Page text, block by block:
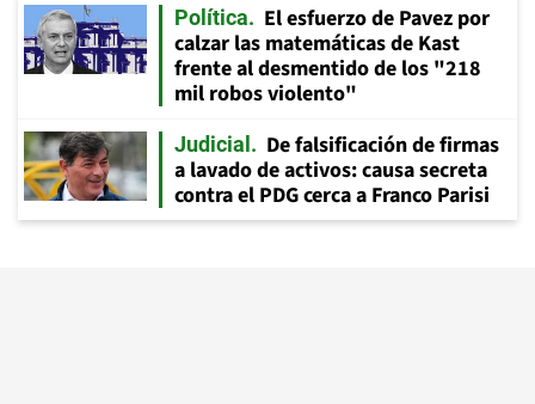
Política
El esfuerzo de Pavez por
calzar las matemáticas de Kast
frente al desmentido de los "218
mil robos violento"
Judicial
De falsificación de firmas
a lavado de activos: causa secreta
contra el PDG cerca a Franco Parisi